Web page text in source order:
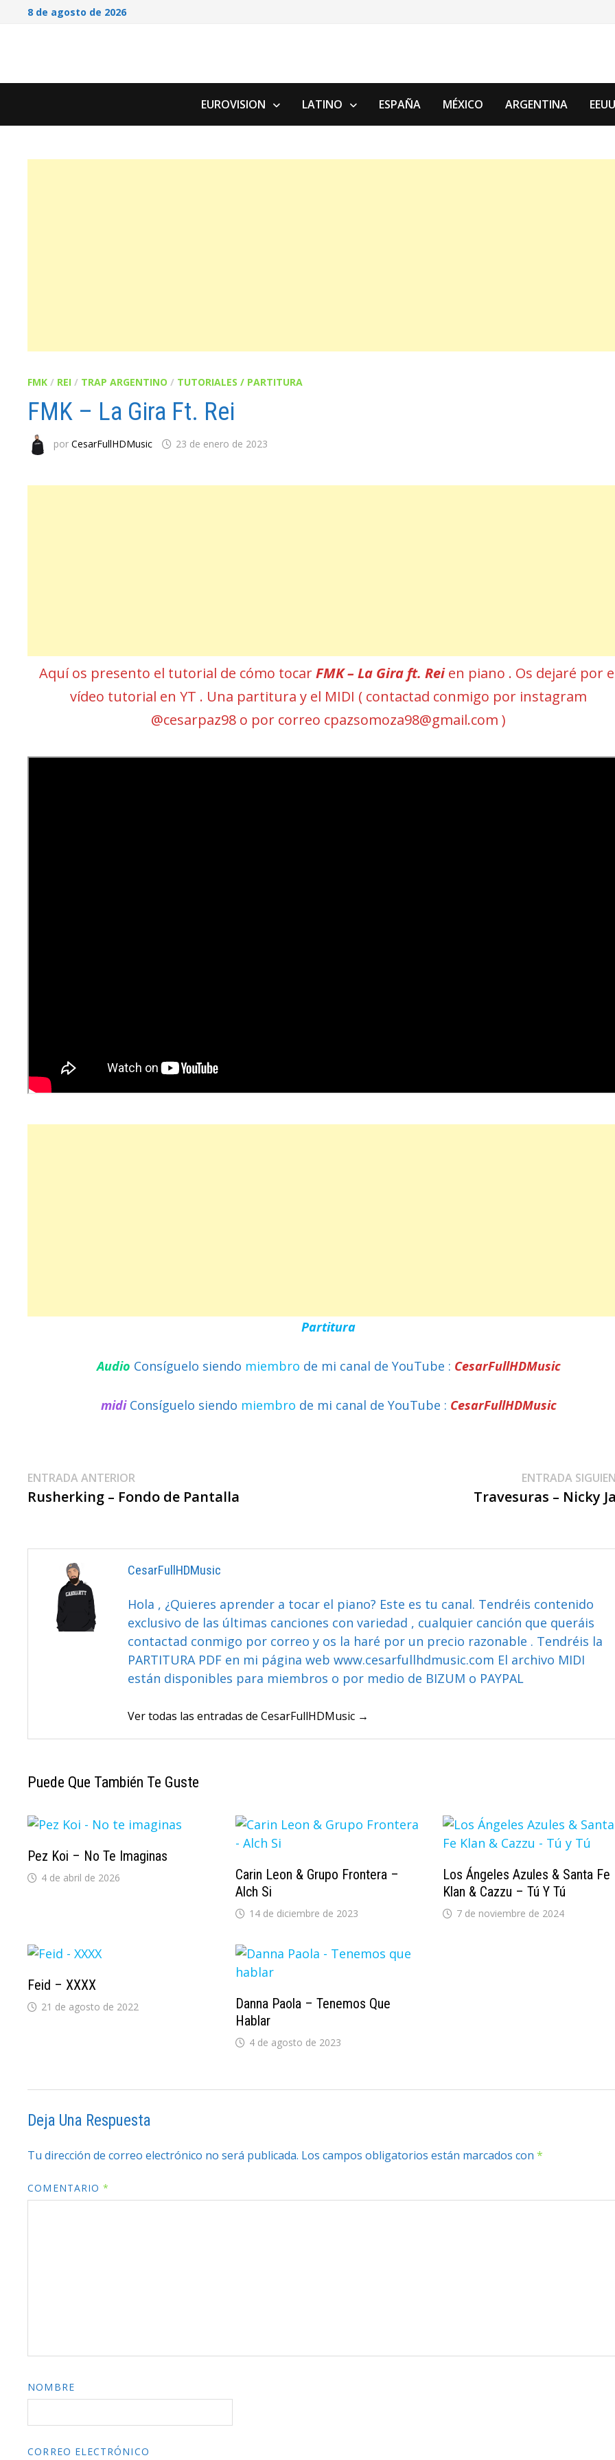
Saltar8 de agosto de 2026
EUROVISION LATINO ESPAÑA MÉXICO ARGENTINA
FMK / REI / TRAP ARGENTINO / TUTORIALES / PARTITURA
FMK – La Gira Ft. Rei
porCesarFullHDMusic 23 de enero de 2023
Aquí os presento el tutorial de cómo tocarFMK – La Gira ft. Reien piano . Os dejaré por
vídeo tutorial en YT . Una partitura y el MIDI ( contactad conmigo por instagram
@cesarpaz98 o por correo cpazsomoza98@gmail.com )
Partitura
Audio Consíguelo siendo miembro de mi canal de YouTube : CesarFullHDMusic
midi Consíguelo siendo miembro de mi canal de YouTube : CesarFullHDMusic
Navegación
De
ENTRADA ANTERIOR
anterior:
Rusherking – Fondo de Pantalla
ENTRADA
Travesuras – Nicky
CesarFullHDMusic
Hola , ¿Quieres aprender a tocar el piano? Este es tu canal. Tendréis contenido
exclusivo de las últimas canciones con variedad , cualquier canción que queráis
contactad conmigo por correo y os la haré por un precio razonable . Tendréis la
PARTITURA PDF en mi página web www.cesarfullhdmusic.com El archivo MIDI
están disponibles para miembros o por medio de BIZUM o PAYPAL
Ver todas las entradas de CesarFullHDMusic →
Puede Que También Te Guste
Pez Koi – No Te Imaginas
4 de abril de 2026
Carin Leon & Grupo Frontera –
Alch Si
14 de diciembre de 2023
Los Ángeles Azules & Santa Fe
Klan & Cazzu – Tú Y Tú
7 de noviembre de 2024
Feid – XXXX
21 de agosto de 2022
Danna Paola – Tenemos Que
Hablar
4 de agosto de 2023
Deja Una Respuesta
Tu dirección de correo electrónico no será publicada. Los campos obligatorios están marcados con*
COMENTARIO*
NOMBRE
CORREO ELECTRÓNICO